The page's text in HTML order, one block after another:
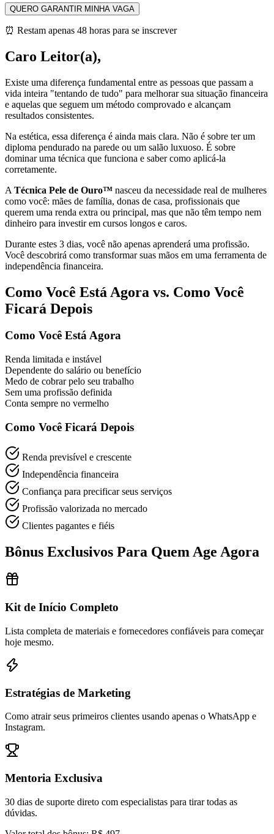
QUERO GARANTIR MINHA VAGA
⏰ Restam apenas 48 horas para se inscrever
Caro Leitor(a),
Existe uma diferença fundamental entre as pessoas que passam a
vida inteira "tentando de tudo" para melhorar sua situação financeira
e aquelas que seguem um método comprovado e alcançam
resultados consistentes.
Na estética, essa diferença é ainda mais clara. Não é sobre ter um
diploma pendurado na parede ou um salão luxuoso. É sobre
dominar uma técnica que funciona e saber como aplicá-la
corretamente.
A Técnica Pele de Ouro™ nasceu da necessidade real de mulheres
como você: mães de família, donas de casa, profissionais que
querem uma renda extra ou principal, mas que não têm tempo nem
dinheiro para investir em cursos longos e caros.
Durante estes 3 dias, você não apenas aprenderá uma profissão.
Você descobrirá como transformar suas mãos em uma ferramenta de
independência financeira.
Como Você Está Agora vs. Como Você
Ficará Depois
Como Você Está Agora
Renda limitada e instável
Dependente do salário ou benefício
Medo de cobrar pelo seu trabalho
Sem uma profissão definida
Conta sempre no vermelho
Como Você Ficará Depois
Renda previsível e crescente
Independência financeira
Confiança para precificar seus serviços
Profissão valorizada no mercado
Clientes pagantes e fiéis
Bônus Exclusivos Para Quem Age Agora
Kit de Início Completo
Lista completa de materiais e fornecedores confiáveis para começar
hoje mesmo.
Estratégias de Marketing
Como atrair seus primeiros clientes usando apenas o WhatsApp e
Instagram.
Mentoria Exclusiva
30 dias de suporte direto com especialistas para tirar todas as
dúvidas.